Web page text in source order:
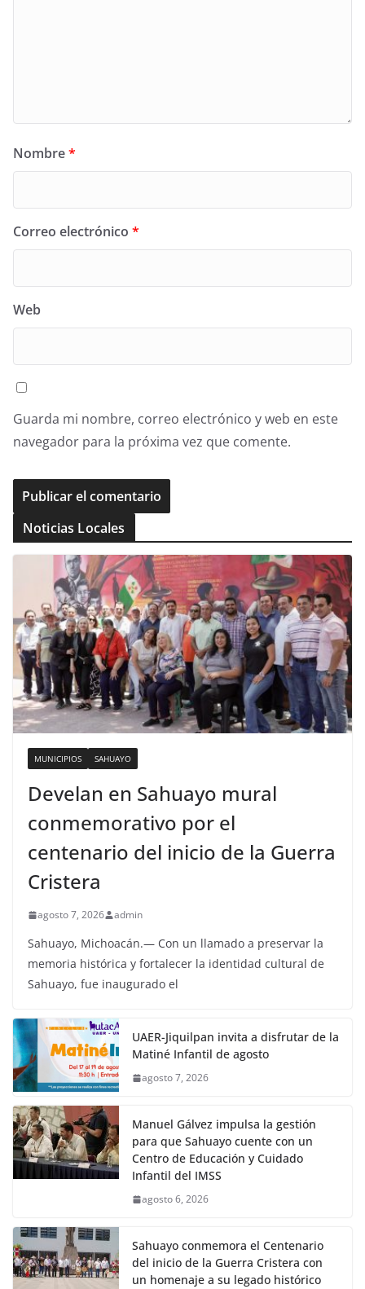
Nombre*
Correo electrónico *
Web
Guarda mi nombre, correo electrónico y web en este
navegador para la próxima vez que comente.
Noticias Locales
MUNICIPIOS SAHUAYO
Develan en Sahuayo mural
conmemorativo por el
centenario del inicio de la Guerra
Cristera
agosto 7, 2026 admin
Sahuayo, Michoacán.— Con un llamado a preservar la
memoria histórica y fortalecer la identidad cultural de
Sahuayo, fue inaugurado el
UAER-Jiquilpan invita a disfrutar de la
Matiné Infantil de agosto
agosto 7, 2026
Manuel Gálvez impulsa la gestión
para que Sahuayo cuente con un
Centro de Educación y Cuidado
Infantil del IMSS
agosto 6, 2026
Sahuayo conmemora el Centenario
del inicio de la Guerra Cristera con
un homenaje a su legado histórico